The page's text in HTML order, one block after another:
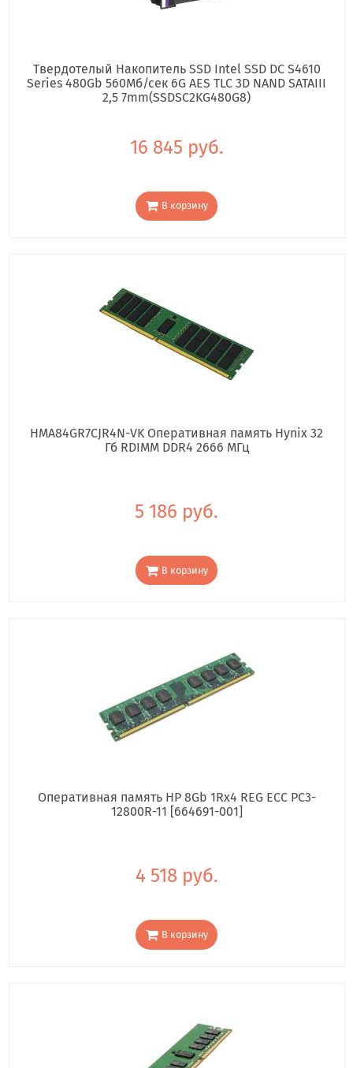
Твердотелый Накопитель SSD Intel SSD DC S4610
Series 480Gb 560Мб/сек 6G AES TLC 3D NAND SATAIII
2,5 7mm(SSDSC2KG480G8)
16 845 руб.
В корзину
HMA84GR7CJR4N-VK Оперативная память Hynix 32
Гб RDIMM DDR4 2666 МГц
5 186 руб.
В корзину
Оперативная память HP 8Gb 1Rx4 REG ECC PC3-
12800R-11 [664691-001]
4 518 руб.
В корзину